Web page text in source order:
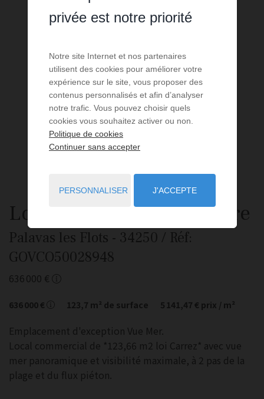
Local commercialà vendre
Palavas les Flots - 34250 / Réf:
GOVCO50028948
636 000 €
636 000 € 123,7 m² de surface 5 141,47 € prix / m²
Emplacement d'exception Vue Mer.
Local commercial de *123,66 m2 loi Carrez* avec vue
mer panoramique et visibilité maximale, à 2 pas de la
plage et du flux piéton.
privée est notre priorité
Notre site Internet et nos partenaires
utilisent des cookies pour améliorer votre
expérience sur le site, vous proposer des
contenus personnalisés et afin d’analyser
notre trafic. Vous pouvez choisir quels
cookies vous souhaitez activer ou non.
Politique de cookies
Continuer sans accepter
PERSONNALISER J'ACCEPTE